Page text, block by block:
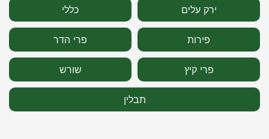
ירק עלים כללי
פירות פרי הדר
פרי קיץ שורש
תבלין